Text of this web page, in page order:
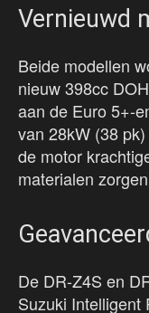
Vernieuwd
Beide modellen
nieuw 398cc
aan de Euro 5+-
van 28kW (38
de motor
materialen
De DR-Z4S en
Suzuki Intelligent